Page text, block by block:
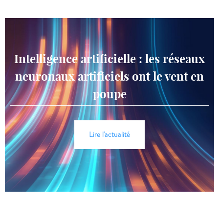
Intelligence artificielle : les réseaux
neuronaux artificiels ont le vent en
poupe
Lire l'actualité